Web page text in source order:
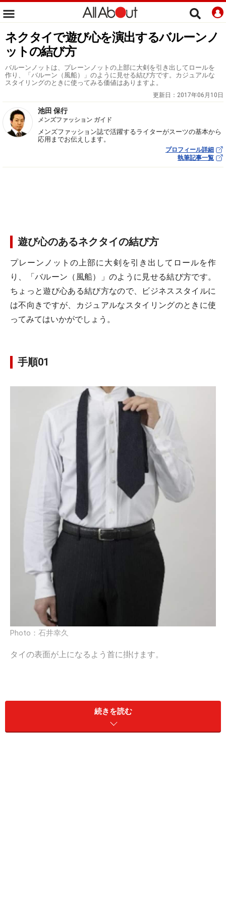
ネクタイで遊び心を演出するバルーンノ
ットの結び方
バルーンノットは、プレーンノットの上部に大剣を引き出してロールを
作り、「バルーン（風船）」のように見せる結び方です。カジュアルな
スタイリングのときに使ってみる価値はありますよ。
更新日： 2017年06月10日
池田 保行
メンズファッション ガイド
メンズファッション誌で活躍するライターがスーツの基本から
応用までお伝えします。
プロフィール詳細
執筆記事一覧
遊び心のあるネクタイの結び方
プレーンノットの上部に大剣を引き出してロールを作
り、「バルーン（風船）」のように見せる結び方です。
ちょっと遊び心ある結び方なので、ビジネススタイルに
は不向きですが、カジュアルなスタイリングのときに使
ってみてはいかがでしょう。
手順01
Photo：石井幸久
タイの表面が上になるよう首に掛けます。
続きを読む